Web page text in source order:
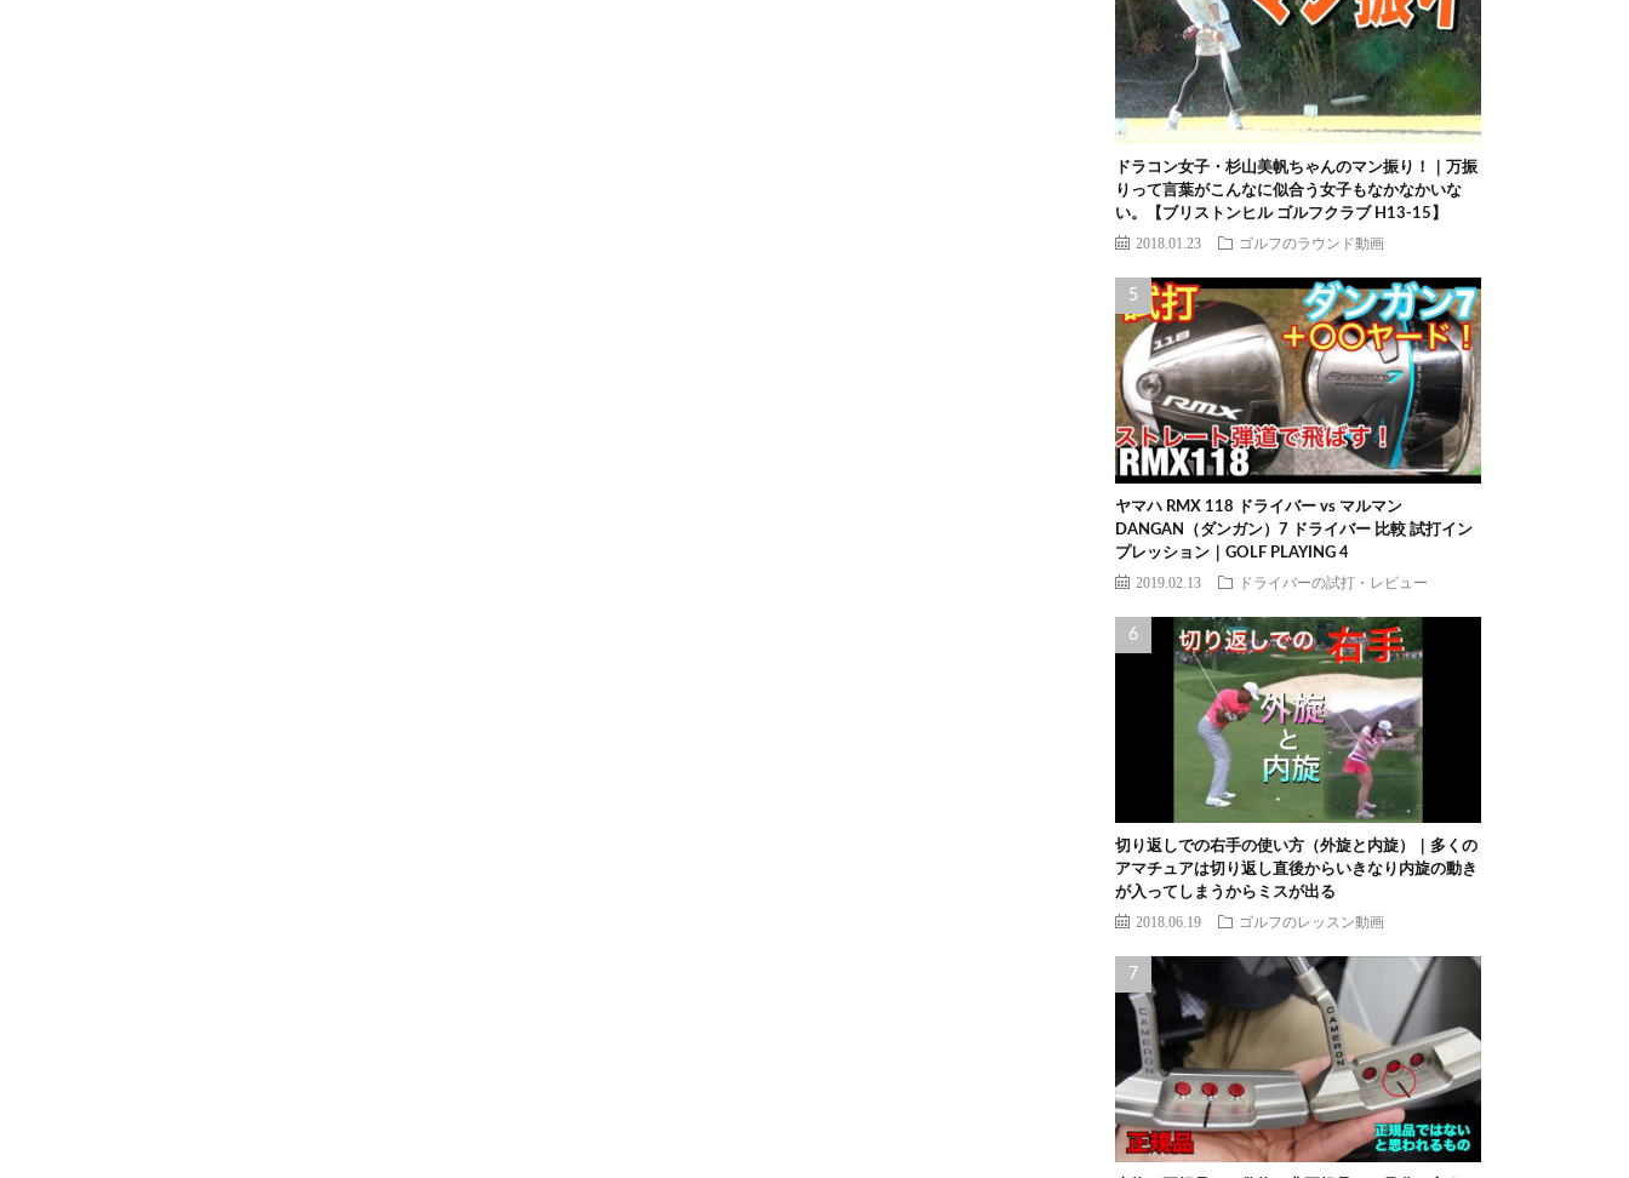
ドラコン女子・杉山美帆ちゃんのマン振り！｜万振
りって言葉がこんなに似合う女子もなかなかいな
い。【ブリストンヒル ゴルフクラブ H13-15】
2018.01.23 ゴルフのラウンド動画
ヤマハ RMX 118 ドライバー vs マルマン
DANGAN（ダンガン）7 ドライバー 比較 試打イン
プレッション｜GOLF PLAYING 4
2019.02.13 ドライバーの試打・レビュー
切り返しでの右手の使い方（外旋と内旋）｜多くの
アマチュアは切り返し直後からいきなり内旋の動き
が入ってしまうからミスが出る
2018.06.19 ゴルフのレッスン動画